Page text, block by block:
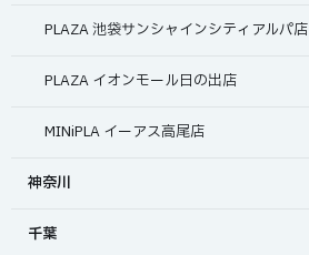
PLAZA 池袋サンシャインシティアルパ店
PLAZA イオンモール日の出店
MINiPLA イーアス高尾店
神奈川
千葉